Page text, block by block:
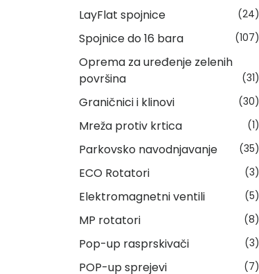
LayFlat spojnice (24)
Spojnice do 16 bara (107)
Oprema za uređenje zelenih
površina
(31)
Graničnici i klinovi (30)
Mreža protiv krtica (1)
Parkovsko navodnjavanje (35)
ECO Rotatori (3)
Elektromagnetni ventili (5)
MP rotatori (8)
Pop-up rasprskivači (3)
POP-up sprejevi (7)